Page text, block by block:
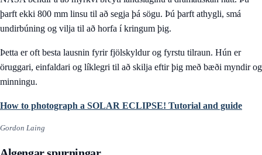
þarft ekki 800 mm linsu til að segja þá sögu. Þú þarft athygli, smá
undirbúning og vilja til að horfa í kringum þig.
Þetta er oft besta lausnin fyrir fjölskyldur og fyrstu tilraun. Hún er
öruggari, einfaldari og líklegri til að skilja eftir þig með bæði myndir og
minningu.
How to photograph a SOLAR ECLIPSE! Tutorial and guide
Gordon Laing